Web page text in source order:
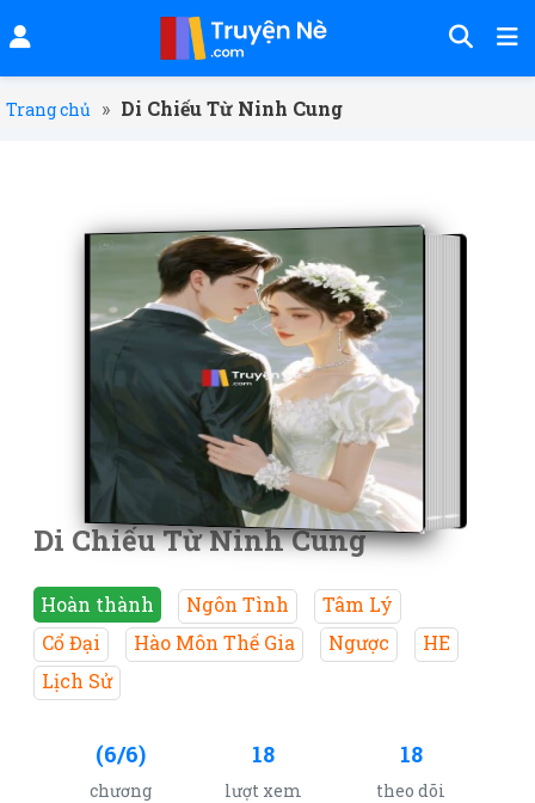
Trang chủ » Di Chiếu Từ Ninh Cung
Di Chiếu Từ Ninh Cung
Hoàn thành Ngôn Tình
Tâm Lý
Cổ Đại
Hào Môn Thế Gia Ngược
HE
Lịch Sử
(6/6)
chương
18
lượt xem
18
theo dõi